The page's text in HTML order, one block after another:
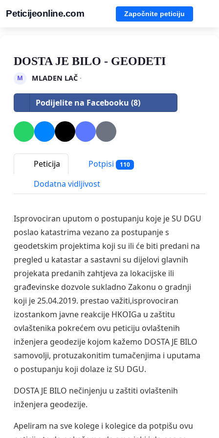
Peticijeonline.com Započnite peticiju
DOSTA JE BILO - GEODETI
M MLADEN LAČ·
Podijelite na Facebooku (8)
Peticija Potpisi 110
Dodatna vidljivost
Isprovociran uputom o postupanju koje je SU DGU
poslao katastrima vezano za postupanje s
geodetskim projektima koji su ili će biti predani na
pregled u katastar a sastavni su dijelovi glavnih
projekata predanih zahtjeva za lokacijske ili
građevinske dozvole sukladno Zakonu o gradnji
koji je 25.04.2019. prestao važiti,isprovociran
izostankom javne reakcije HKOIGa u zaštitu
ovlaštenika pokrećem ovu peticiju ovlaštenih
inženjera geodezije kojom kažemo DOSTA JE BILO
samovolji, protuzakonitim tumačenjima i uputama
o postupanju koji dolaze iz SU DGU.
DOSTA JE BILO nečinjenju u zaštiti ovlaštenih
inženjera geodezije.
Apeliram na sve kolege i kolegice da potpišu ovu